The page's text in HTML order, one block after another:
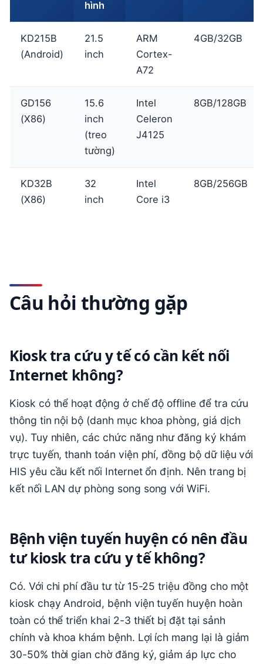
hình
KD215B
(Android)
21.5
inch
ARM
Cortex-
A72
4GB/32GB
GD156
(X86)
15.6
inch
(treo
tường)
Intel
Celeron
J4125
8GB/128GB
KD32B
(X86)
32
inch
Intel
Core i3
8GB/256GB
Câu hỏi thường gặp
Kiosk tra cứu y tế có cần kết nối
Internet không?
Kiosk có thể hoạt động ở chế độ offline để tra cứu
thông tin nội bộ (danh mục khoa phòng, giá dịch
vụ). Tuy nhiên, các chức năng như đăng ký khám
trực tuyến, thanh toán viện phí, đồng bộ dữ liệu với
HIS yêu cầu kết nối Internet ổn định. Nên trang bị
kết nối LAN dự phòng song song với WiFi.
Bệnh viện tuyến huyện có nên đầu
tư kiosk tra cứu y tế không?
Có. Với chi phí đầu tư từ 15-25 triệu đồng cho một
kiosk chạy Android, bệnh viện tuyến huyện hoàn
toàn có thể triển khai 2-3 thiết bị đặt tại sảnh
chính và khoa khám bệnh. Lợi ích mang lại là giảm
30-50% thời gian chờ đăng ký, giảm áp lực cho